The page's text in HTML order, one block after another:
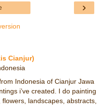
›
Cianjur)
Indonesia of Cianjur Jawa
i’ve created. I do painting
landscapes, abstracts,